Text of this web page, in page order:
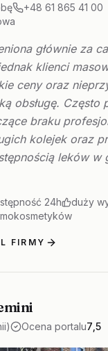
+48 61 865 41 00
głównie za
klienci
ceny oraz
obsługę. Często
braku
kolejek oraz
leków w
24h
duży
FIRMY
Ocena portalu7,5